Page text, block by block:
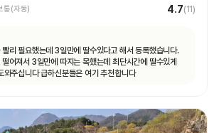
통(자동) 4.7(11)
리 필요했는데 3일만에 딸수있다고 해서 등록했습니다.
어져서 3일만에 따지는 목했는데 최단시간에 딸수있게
와주십니다 급하신분들은 여기 추천합니다